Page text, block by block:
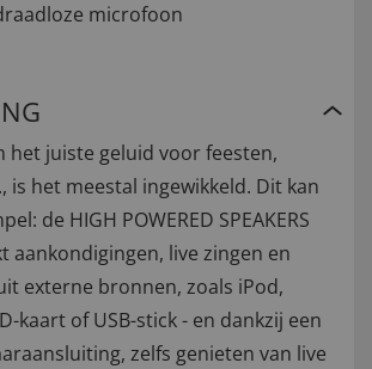
microfoon
het juiste geluid voor feesten,
is het meestal ingewikkeld. Dit kan
de HIGH POWERED SPEAKERS
aankondigingen, live zingen en
externe bronnen, zoals iPod,
kaart of USB-stick - en dankzij een
zelfs genieten van live